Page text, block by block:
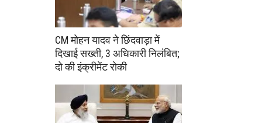
CM मोहन यादव ने छिंदवाड़ा में
दिखाई सख्ती, 3 अधिकारी निलंबित;
दो की इंक्रीमेंट रोकी